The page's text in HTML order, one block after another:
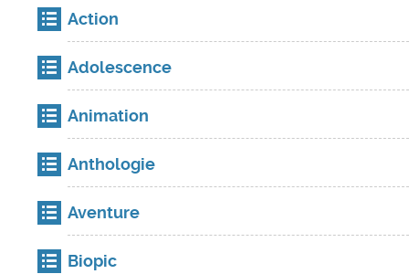
Action
Adolescence
Animation
Anthologie
Aventure
Biopic